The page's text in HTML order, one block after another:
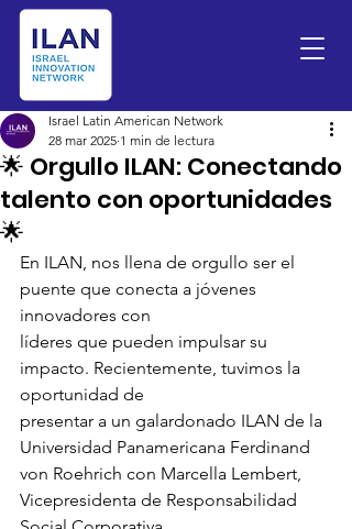
🌟 Orgullo ILAN: Conectando
talento con oportunidades
🌟
Israel Latin American Network
28 mar 2025 1 min de lectura
En ILAN, nos llena de orgullo ser el
puente que conecta a jóvenes
innovadores con
líderes que pueden impulsar su
impacto. Recientemente, tuvimos la
oportunidad de
presentar a un galardonado ILAN de la
Universidad Panamericana Ferdinand
von Roehrich con Marcella Lembert,
Vicepresidenta de Responsabilidad